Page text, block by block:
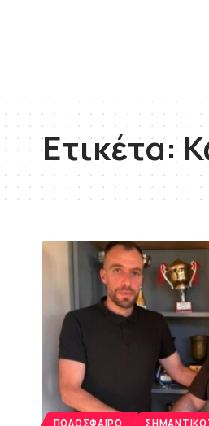
Ετικέτα:
ΠΟΔΌΣΦΑΙΡΟ